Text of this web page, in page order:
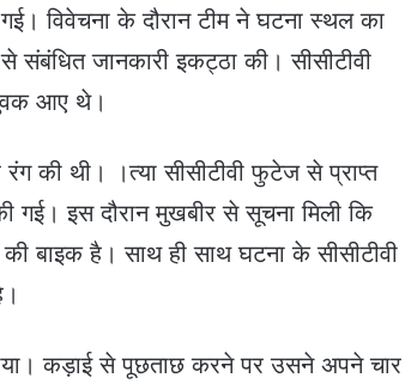
विवेचना के दौरान टीम ने घटना स्थल का
संबंधित जानकारी इकट्ठा की। सीसीटीवी
आए थे।
की थी। ।त्या सीसीटीवी फुटेज से प्राप्त
गई। इस दौरान मुखबीर से सूचना मिली कि
बाइक है। साथ ही साथ घटना के सीसीटीवी
कड़ाई से पूछताछ करने पर उसने अपने चार